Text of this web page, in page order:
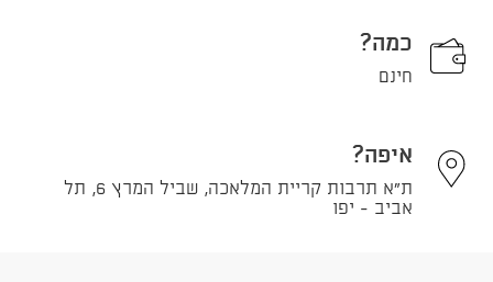
כמה?
חינם
איפה?
ת"א תרבות קריית המלאכה, שביל המרץ 6, תל
אביב - יפו